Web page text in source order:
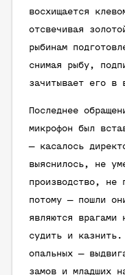
восхищается
отсвечивая
рыбинам
снимая рыбу,
зачитывает его в
Последнее
микрофон был
— касалось
выяснилось, не
производство, не
потому — пошли
являются
судить и
опальных —
замов и младших